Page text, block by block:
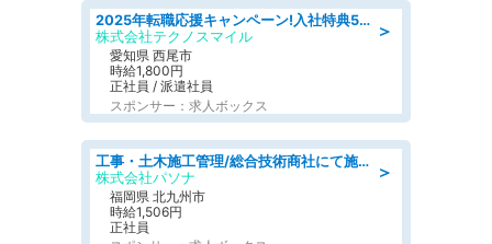
＞
2025年転職応援キャンペーン!入社特典58万円/デンソーで働こう!自動車工場で小型部品の検査業務 denso aichi
株式会社テクノスマイル
愛知県 西尾市
時給1,800円
正社員 / 派遣社員
スポンサー：求人ボックス
＞
工事・土木施工管理/総合技術商社にて施工管理のお仕事/即日勤務可/車通勤可/工事・土木施工管理/生産・品質管理
株式会社パソナ
福岡県 北九州市
時給1,506円
正社員